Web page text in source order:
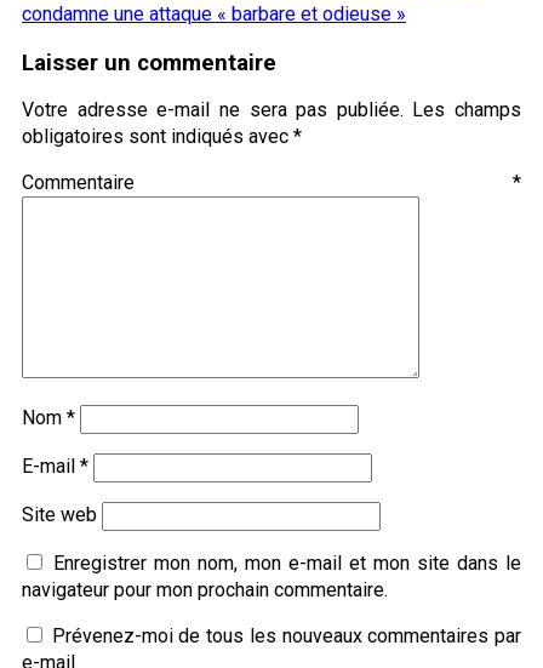
condamne une attaque « barbare et odieuse »
Laisser un commentaire
Votre adresse e-mail ne sera pas publiée. Les champs
obligatoires sont indiqués avec *
Commentaire *
Nom *
E-mail *
Site web
Enregistrer mon nom, mon e-mail et mon site dans le
navigateur pour mon prochain commentaire.
Prévenez-moi de tous les nouveaux commentaires par
e-mail.